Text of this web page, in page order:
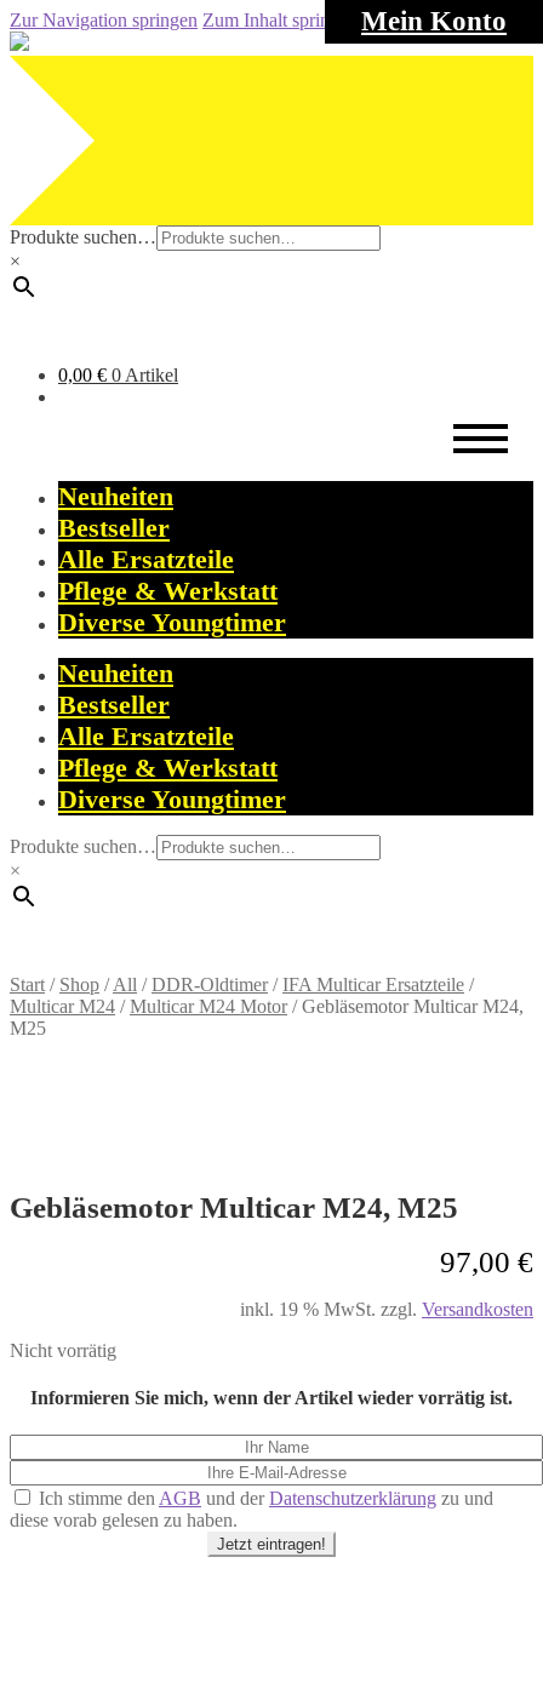
Mein Konto
Zur Navigation springen Zum Inhalt springen
Produkte suchen…
×
0,00 € 0 Artikel
Neuheiten
Bestseller
Alle Ersatzteile
Pflege & Werkstatt
Diverse Youngtimer
Neuheiten
Bestseller
Alle Ersatzteile
Pflege & Werkstatt
Diverse Youngtimer
Produkte suchen…
×
Start / Shop /All /DDR-Oldtimer/IFA Multicar Ersatzteile /
Multicar M24 /Multicar M24 Motor/Gebläsemotor Multicar M24,
M25
Gebläsemotor Multicar M24, M25
97,00 €
inkl. 19 % MwSt. zzgl. Versandkosten
Nicht vorrätig
Informieren Sie mich, wenn der Artikel wieder vorrätig ist.
Ich stimme den AGB und derDatenschutzerklärung zu und
diese vorab gelesen zu haben.
Jetzt eintragen!